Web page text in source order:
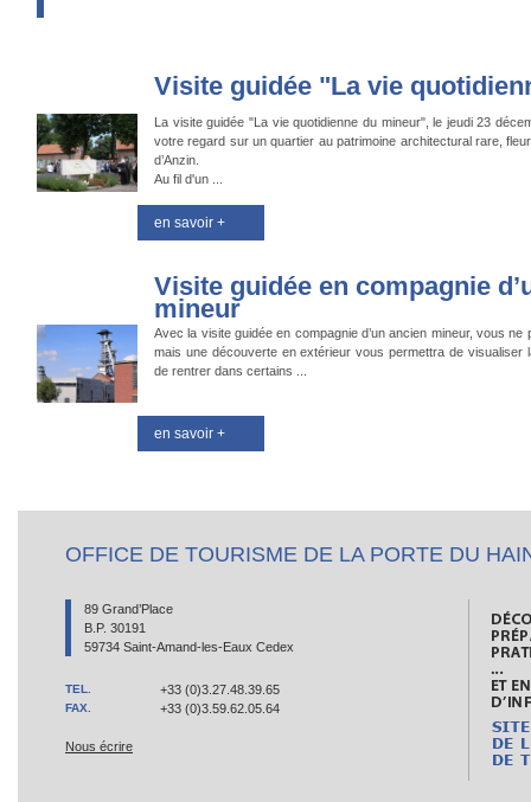
Visite guidée "La vie
La visite guidée "La vie quotidienne du mineur", le jeudi 23
votre regard sur un quartier au patrimoine architectural rare,
d’Anzin.
Au fil d'un ...
en savoir +
Visite guidée en compagnie
mineur
Avec la visite guidée en compagnie d’un ancien mineur, vous
mais une découverte en extérieur vous permettra de visualiser
de rentrer dans certains ...
en savoir +
OFFICE DE TOURISME DE LA PORTE DU
89 Grand’Place
B.P. 30191
59734 Saint-Amand-les-Eaux Cedex
TEL. +33 (0)3.27.48.39.65
FAX. +33 (0)3.59.62.05.64
Nous écrire